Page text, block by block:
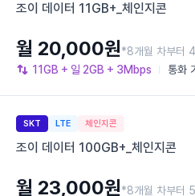
조이 데이터 11GB+_체인지콘
11GB + 일 2GB + 3Mbps 통화
월 20,000원*8개월 차부터
SKT LTE 체인지콘
조이 데이터 100GB+_체인지콘
월 23,000원*8개월 차부터